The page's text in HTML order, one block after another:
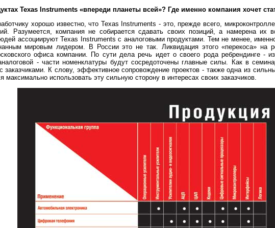
Texas Instruments «впереди планеты всей»? Где именно компания хочет
хорошо известно, что Texas Instruments - это, прежде всего,
Разумеется, компания не собирается сдавать своих позиций, а намерена их
ассоциируют Texas Instruments с аналоговыми продуктами. Тем не менее,
мировым лидером. В России это не так. Ликвидация этого «перекоса» на
офиса компании. По сути дела речь идет о своего рода ребрендинге -
- части номенклатуры будут сосредоточены главные силы. Как в
заказчиками. К слову, эффективное сопровождение проектов - также одна из
использовать эту сильную сторону в интересах своих заказчиков.